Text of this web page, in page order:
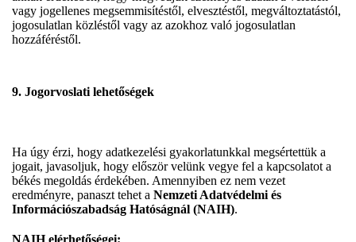
vagy jogellenes megsemmisítéstől, elvesztéstől, megváltoztatástól,
jogosulatlan közléstől vagy az azokhoz való jogosulatlan
hozzáféréstől.
9. Jogorvoslati lehetőségek
Ha úgy érzi, hogy adatkezelési gyakorlatunkkal megsértettük a
jogait, javasoljuk, hogy először velünk vegye fel a kapcsolatot a
békés megoldás érdekében. Amennyiben ez nem vezet
eredményre, panaszt tehet a Nemzeti Adatvédelmi és
Információszabadság Hatóságnál (NAIH).
NAIH elérhetőségei: